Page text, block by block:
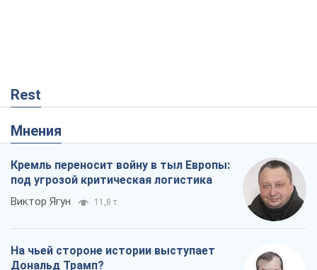
Rest
Мнения
Кремль переносит войну в тыл Европы:
под угрозой критическая логистика
Виктор Ягун 11,8 т.
На чьей стороне истории выступает
Дональд Трамп?